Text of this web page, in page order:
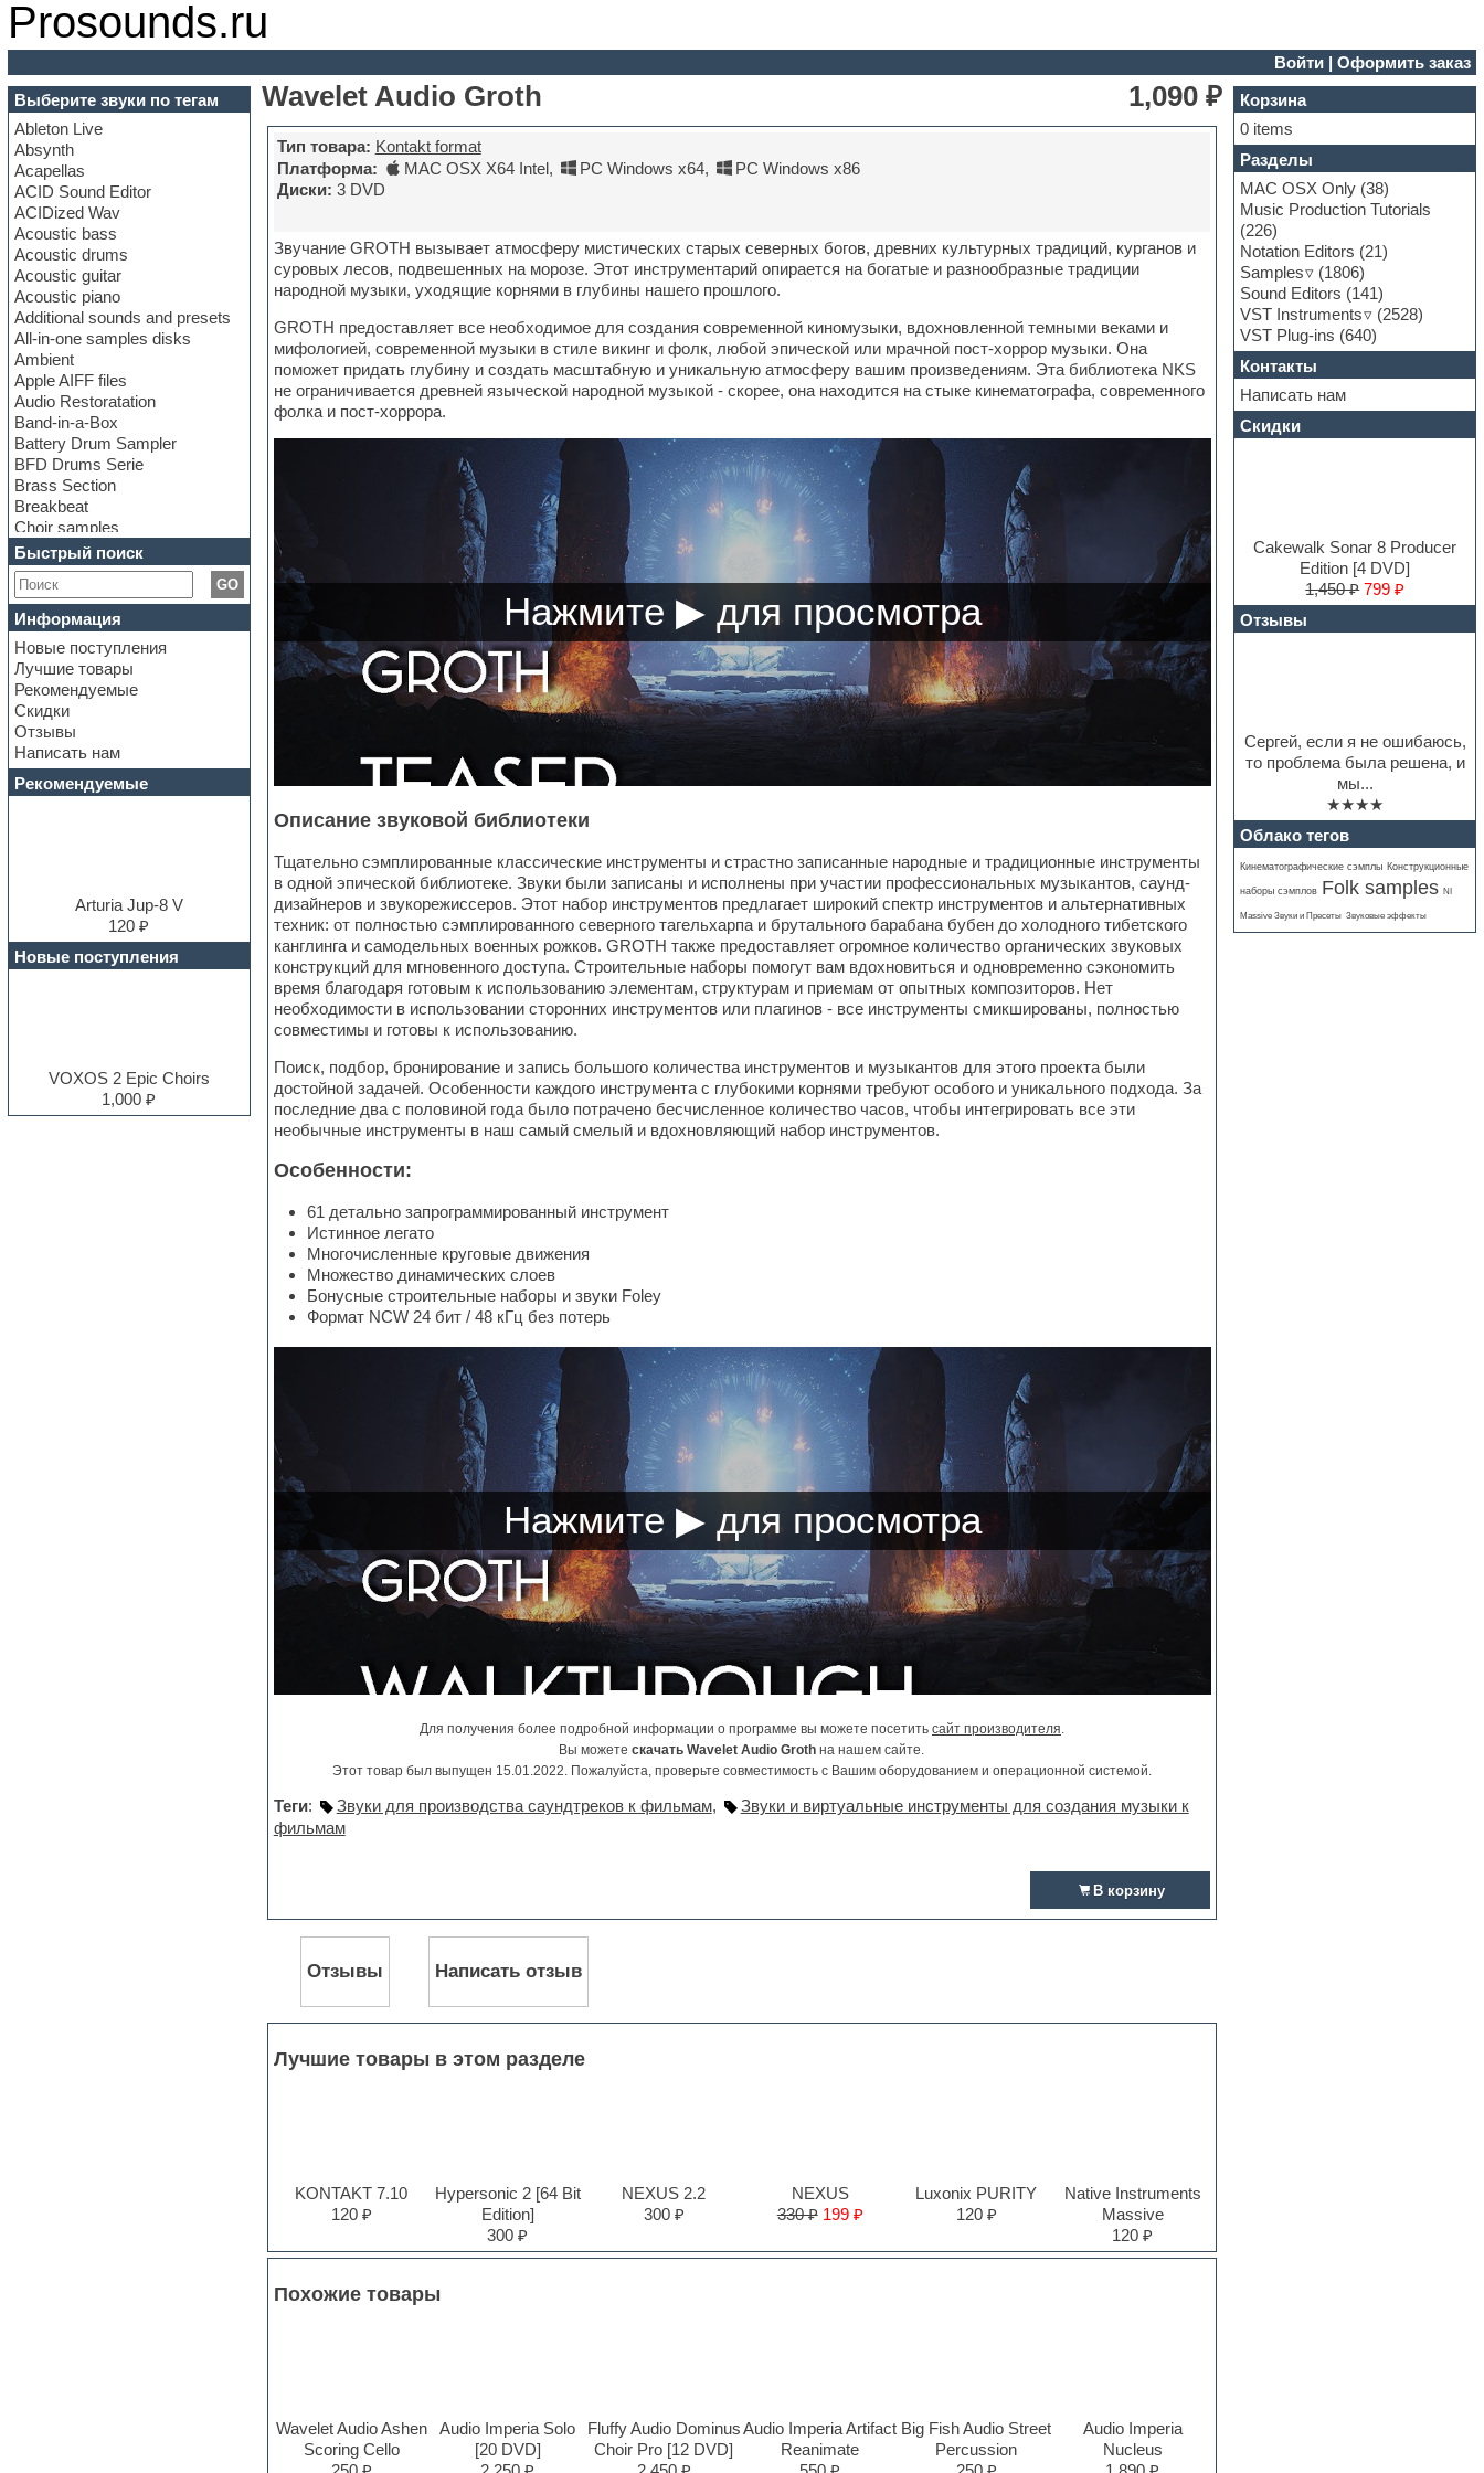
Prosounds.ru
Войти |Оформить заказ
Выберите звуки по тегам
Ableton Live
Absynth
Acapellas
ACID Sound Editor
ACIDized Wav
Acoustic bass
Acoustic drums
Acoustic guitar
Acoustic piano
Additional sounds and presets
All-in-one samples disks
Ambient
Apple AIFF files
Audio Restoratation
Band-in-a-Box
Battery Drum Sampler
BFD Drums Serie
Brass Section
Breakbeat
Choir samples
Chris Hein Samples
Cinematic samples
Club bass
Club leads
Club sounds
Construction kits
Convolution
Cubase
Dance drums
Dance music production
tutorials
DAW
Disco samples
E-MU Samples
Electric bass
Electric guitar
Experimental
EXS24 Instruments
Finale
Быстрый поиск
GO
Информация
Новые поступления
Лучшие товары
Рекомендуемые
Скидки
Отзывы
Написать нам
Рекомендуемые
Arturia Jup-8 V
120 ₽
Новые поступления
VOXOS 2 Epic Choirs
1,000 ₽
Wavelet Audio Groth 1,090 ₽
Тип товара: Kontakt format
Платформа:
MAC OSX X64 Intel, PC Windows x64,
PC Windows x86
Диски: 3 DVD
Звучание GROTH вызывает атмосферу мистических старых северных богов, древних культурных традиций, курганов и
суровых лесов, подвешенных на морозе. Этот инструментарий опирается на богатые и разнообразные традиции
народной музыки, уходящие корнями в глубины нашего прошлого.
GROTH предоставляет все необходимое для создания современной киномузыки, вдохновленной темными веками и
мифологией, современной музыки в стиле викинг и фолк, любой эпической или мрачной пост-хоррор музыки. Она
поможет придать глубину и создать масштабную и уникальную атмосферу вашим произведениям. Эта библиотека NKS
не ограничивается древней языческой народной музыкой - скорее, она находится на стыке кинематографа, современного
фолка и пост-хоррора.
Описание звуковой библиотеки
Тщательно сэмплированные классические инструменты и страстно записанные народные и традиционные инструменты
в одной эпической библиотеке. Звуки были записаны и исполнены при участии профессиональных музыкантов, саунд-
дизайнеров и звукорежиссеров. Этот набор инструментов предлагает широкий спектр инструментов и альтернативных
техник: от полностью сэмплированного северного тагельхарпа и брутального барабана бубен до холодного тибетского
канглинга и самодельных военных рожков. GROTH также предоставляет огромное количество органических звуковых
конструкций для мгновенного доступа. Строительные наборы помогут вам вдохновиться и одновременно сэкономить
время благодаря готовым к использованию элементам, структурам и приемам от опытных композиторов. Нет
необходимости в использовании сторонних инструментов или плагинов - все инструменты смикшированы, полностью
совместимы и готовы к использованию.
Поиск, подбор, бронирование и запись большого количества инструментов и музыкантов для этого проекта были
достойной задачей. Особенности каждого инструмента с глубокими корнями требуют особого и уникального подхода. За
последние два с половиной года было потрачено бесчисленное количество часов, чтобы интегрировать все эти
необычные инструменты в наш самый смелый и вдохновляющий набор инструментов.
Особенности:
61 детально запрограммированный инструмент
Истинное легато
Многочисленные круговые движения
Множество динамических слоев
Бонусные строительные наборы и звуки Foley
Формат NCW 24 бит / 48 кГц без потерь
Для получения более подробной информации о программе вы можете посетить сайт производителя.
Вы можетескачать Wavelet Audio Groth на нашем сайте.
Этот товар был выпущен 15.01.2022. Пожалуйста, проверьте совместимость с Вашим оборудованием и операционной системой.
Теги: Звуки для производства саундтреков к фильмам,
Звуки и виртуальные инструменты для создания музыки к
фильмам
В корзину
Отзывы Написать отзыв
Лучшие товары в этом разделе
KONTAKT 7.10
120 ₽
Hypersonic 2 [64 Bit
Edition]
300 ₽
NEXUS 2.2
300 ₽
NEXUS
330 ₽ 199 ₽
Luxonix PURITY
120 ₽
Native Instruments
Massive
120 ₽
Похожие товары
Wavelet Audio Ashen
Scoring Cello
Audio Imperia Solo
[20 DVD]
Fluffy Audio Dominus
Choir Pro [12 DVD]
Audio Imperia Artifact
Reanimate
Big Fish Audio Street
Percussion
Audio Imperia
Nucleus
Корзина
0 items
Разделы
MAC OSX Only (38)
Music Production Tutorials
(226)
Notation Editors (21)
Samples
(1806)
Sound Editors (141)
VST Instruments
(2528)
VST Plug-ins (640)
Контакты
Написать нам
Скидки
Cakewalk Sonar 8 Producer
Edition [4 DVD]
1,450 ₽ 799 ₽
Отзывы
Сергей, если я не ошибаюсь,
то проблема была решена, и
мы...
★★★★
Облако тегов
Кинематографические сэмплы Конструкционные
наборы сэмплов Folk samples NI
Massive Звуки и Пресеты Звуковые эффекты